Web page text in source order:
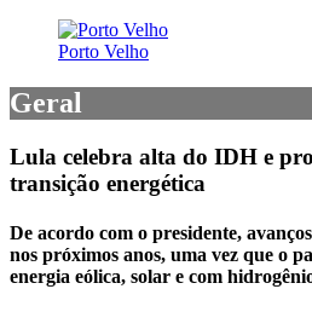
Porto Velho
Geral
Lula celebra alta do IDH e
transição energética
De acordo com o presidente,
nos próximos anos, uma vez que o
energia eólica, solar e com